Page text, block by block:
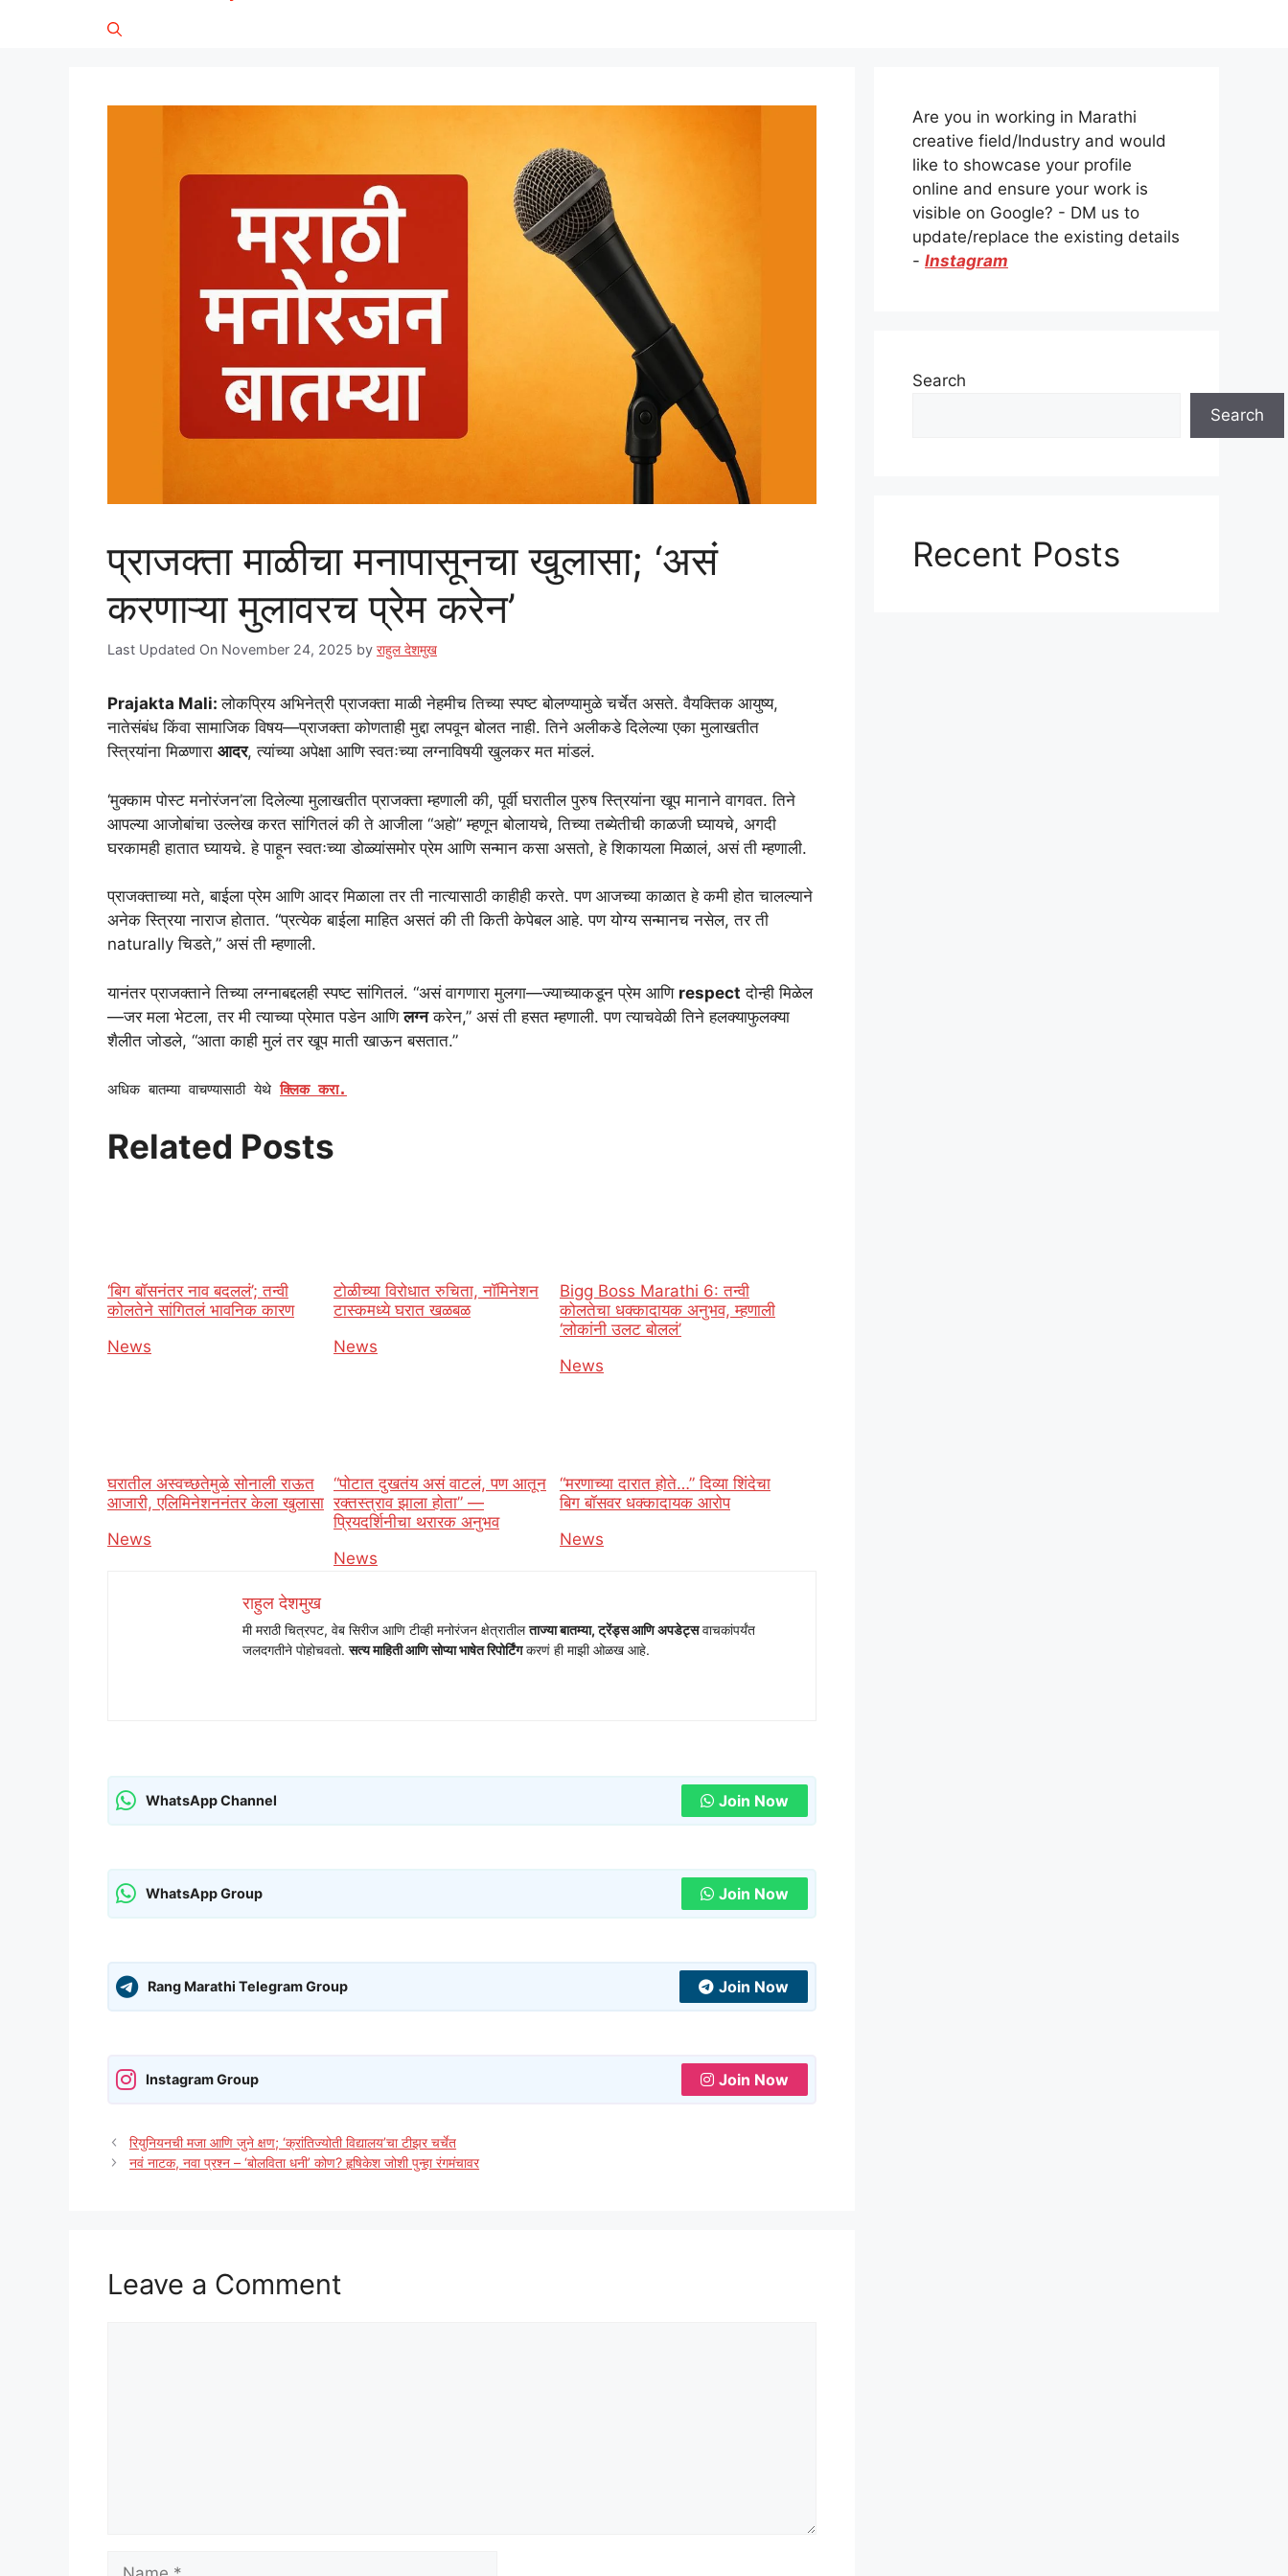
प्राजक्ता माळीचा मनापासूनचा खुलासा; ‘असं
करणाऱ्या मुलावरच प्रेम करेन’
Last Updated On November 24, 2025 by राहुल देशमुख
Prajakta Mali:लोकप्रिय अभिनेत्री प्राजक्ता माळी नेहमीच तिच्या स्पष्ट बोलण्यामुळे चर्चेत असते. वैयक्तिक आयुष्य,
नातेसंबंध किंवा सामाजिक विषय—प्राजक्ता कोणताही मुद्दा लपवून बोलत नाही. तिने अलीकडे दिलेल्या एका मुलाखतीत
स्त्रियांना मिळणारा आदर, त्यांच्या अपेक्षा आणि स्वतःच्या लग्नाविषयी खुलकर मत मांडलं.
‘मुक्काम पोस्ट मनोरंजन’ला दिलेल्या मुलाखतीत प्राजक्ता म्हणाली की, पूर्वी घरातील पुरुष स्त्रियांना खूप मानाने वागवत. तिने
आपल्या आजोबांचा उल्लेख करत सांगितलं की ते आजीला “अहो” म्हणून बोलायचे, तिच्या तब्येतीची काळजी घ्यायचे, अगदी
घरकामही हातात घ्यायचे. हे पाहून स्वतःच्या डोळ्यांसमोर प्रेम आणि सन्मान कसा असतो, हे शिकायला मिळालं, असं ती म्हणाली.
प्राजक्ताच्या मते, बाईला प्रेम आणि आदर मिळाला तर ती नात्यासाठी काहीही करते. पण आजच्या काळात हे कमी होत चालल्याने
अनेक स्त्रिया नाराज होतात. “प्रत्येक बाईला माहित असतं की ती किती केपेबल आहे. पण योग्य सन्मानच नसेल, तर ती
naturally चिडते,” असं ती म्हणाली.
यानंतर प्राजक्ताने तिच्या लग्नाबद्दलही स्पष्ट सांगितलं. “असं वागणारा मुलगा—ज्याच्याकडून प्रेम आणि respect दोन्ही मिळेल
—जर मला भेटला, तर मी त्याच्या प्रेमात पडेन आणिलग्नकरेन,” असं ती हसत म्हणाली. पण त्याचवेळी तिने हलक्याफुलक्या
शैलीत जोडले, “आता काही मुलं तर खूप माती खाऊन बसतात.”
अधिक बातम्या वाचण्यासाठी येथेक्लिक करा.
Related Posts
‘बिग बॉसनंतर नाव बदललं’; तन्वी
कोलतेने सांगितलं भावनिक कारण
In relation to
News
टोळीच्या विरोधात रुचिता, नॉमिनेशन
टास्कमध्ये घरात खळबळ
In relation to
News
Bigg Boss Marathi 6: तन्वी
कोलतेचा धक्कादायक अनुभव, म्हणाली
‘लोकांनी उलट बोललं’
In relation to
News
घरातील अस्वच्छतेमुळे सोनाली राऊत
आजारी, एलिमिनेशननंतर केला खुलासा
In relation to
News
“पोटात दुखतंय असं वाटलं, पण आतून
रक्तस्त्राव झाला होता” —
प्रियदर्शिनीचा थरारक अनुभव
In relation to
News
“मरणाच्या दारात होते…” दिव्या शिंदेचा
बिग बॉसवर धक्कादायक आरोप
In relation to
News
राहुल देशमुख
मी मराठी चित्रपट, वेब सिरीज आणि टीव्ही मनोरंजन क्षेत्रातीलताज्या बातम्या, ट्रेंड्स आणि अपडेट्सवाचकांपर्यंत
जलदगतीने पोहोचवतो.सत्य माहिती आणि सोप्या भाषेत रिपोर्टिंगकरणं ही माझी ओळख आहे.
WhatsApp Channel Join Now
WhatsApp Group Join Now
Rang Marathi Telegram Group Join Now
Instagram Group Join Now
रियुनियनची मजा आणि जुने क्षण; ‘क्रांतिज्योती विद्यालय’चा टीझर चर्चेत
नवं नाटक, नवा प्रश्न – ‘बोलविता धनी’ कोण? हृषिकेश जोशी पुन्हा रंगमंचावर
Leave a Comment
Are you in working in Marathi
creative field/Industry and would
like to showcase your profile
online and ensure your work is
visible on Google? - DM us to
update/replace the existing details
- Instagram
Search
Search
Recent Posts